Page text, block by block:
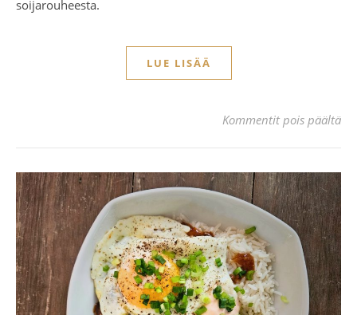
soijarouheesta.
LUE LISÄÄ
Kommentit pois päältä